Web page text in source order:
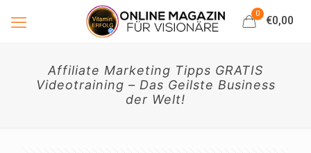
0
€0,00
Affiliate Marketing Tipps GRATIS
Videotraining – Das Geilste Business
der Welt!